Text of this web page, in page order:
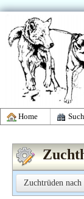
Home
Zuchtrüden nach